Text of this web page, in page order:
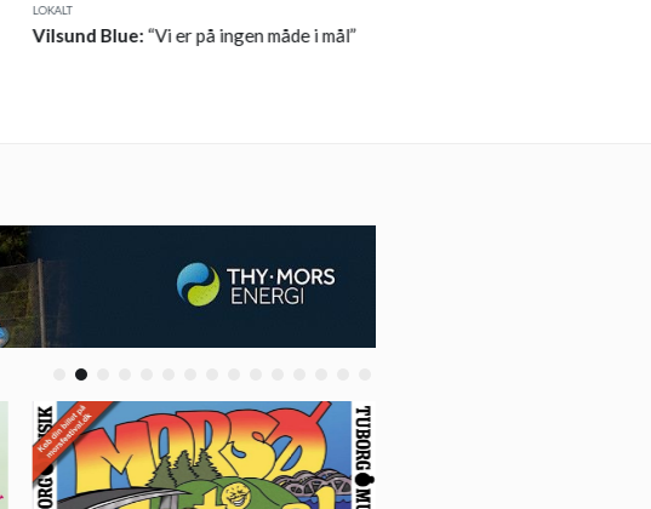
LOKALT
Vilsund Blue: “Vi er på ingen måde i mål”